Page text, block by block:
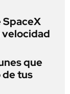
velocidad
que
tus